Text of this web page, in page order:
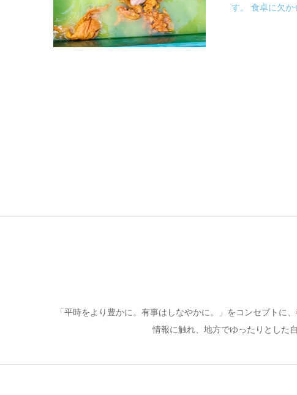
す。 食卓に欠
「平時をより豊かに。有事はしなやかに。」をコンセプト
情報に触れ、地方でゆったりとした